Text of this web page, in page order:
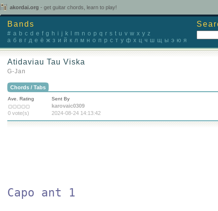
akordai.org - get guitar chords, learn to play!
Bands
# a b c d e f g h i j k m n o p q r s t u v w x y z
а б в г д е ё ж з и й к л м н о п р с т у ф х ц ч ш щ ы э ю я
Atidaviau Tau Viska
G-Jan
Chords / Tabs
Ave. Rating
0 vote(s)
Sent By
karovaic0309
2024-08-24 14:13:42
Capo ant 1